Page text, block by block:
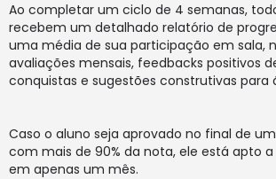
Ao completar um ciclo de 4 semanas,
recebem um detalhado relatório de
uma média de sua participação em sala,
avaliações mensais, feedbacks positivos
conquistas e sugestões construtivas para
Caso o aluno seja aprovado no final de
com mais de 90% da nota, ele está apto
em apenas um mês.